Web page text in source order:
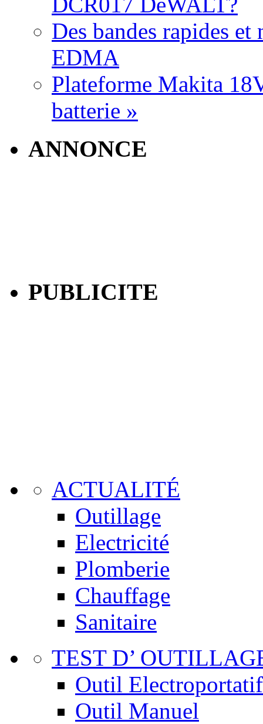
Des bandes rapides et
EDMA
Plateforme Makita
batterie »
ANNONCE
PUBLICITE
ACTUALITÉ
Outillage
Electricité
Plomberie
Chauffage
Sanitaire
TEST D’
Outil Electroportatif
Outil Manuel